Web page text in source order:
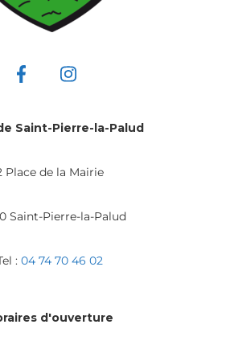
Saint-Pierre-la-Palud
Place de la Mairie
Saint-Pierre-la-Palud
: 04 74 70 46 02
d'ouverture